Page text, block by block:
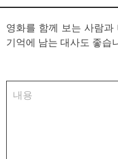
영화를 함께 보는 사람
기억에 남는 대사도 좋습